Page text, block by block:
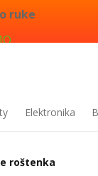
ruke
Elektronika
roštenka